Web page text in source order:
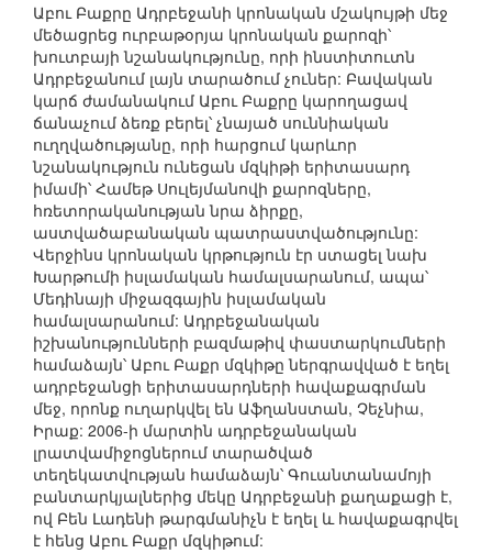
Աբու Բաքրը Ադրբեջանի կրոնական մշակույթի մեջ
մեծացրեց ուրբաթօրյա կրոնական քարոզի՝
խուտբայի նշանակությունը, որի ինստիտուտն
Ադրբեջանում լայն տարածում չուներ: Բավական
կարճ ժամանակում Աբու Բաքրը կարողացավ
ճանաչում ձեռք բերել՝ չնայած սուննիական
ուղղվածությանը, որի հարցում կարևոր
նշանակություն ունեցան մզկիթի երիտասարդ
իմամի՝ Համեթ Սուլեյմանովի քարոզները,
հռետորականության նրա ձիրքը,
աստվածաբանական պատրաստվածությունը:
Վերջինս կրոնական կրթություն էր ստացել նախ
Խարթումի իսլամական համալսարանում, ապա՝
Մեդինայի միջազգային իսլամական
համալսարանում: Ադրբեջանական
իշխանությունների բազմաթիվ փաստարկումների
համաձայն՝ Աբու Բաքր մզկիթը ներգրավված է եղել
ադրբեջանցի երիտասարդների հավաքագրման
մեջ, որոնք ուղարկվել են Աֆղանստան, Չեչնիա,
Իրաք: 2006-ի մարտին ադրբեջանական
լրատվամիջոցներում տարածված
տեղեկատվության համաձայն՝ Գուանտանամոյի
բանտարկյալներից մեկը Ադրբեջանի քաղաքացի է,
ով Բեն Լադենի թարգմանիչն է եղել և հավաքագրվել
է հենց Աբու Բաքր մզկիթում: